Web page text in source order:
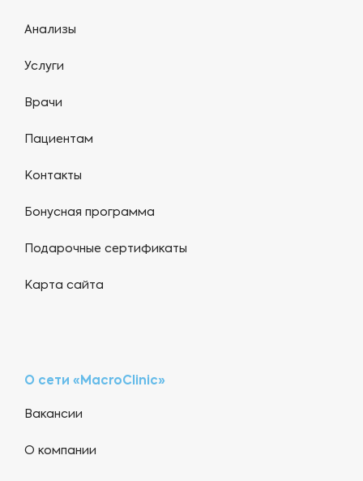
Анализы
Услуги
Врачи
Пациентам
Контакты
Бонусная программа
Подарочные сертификаты
Карта сайта
О сети «MacroClinic»
Вакансии
О компании